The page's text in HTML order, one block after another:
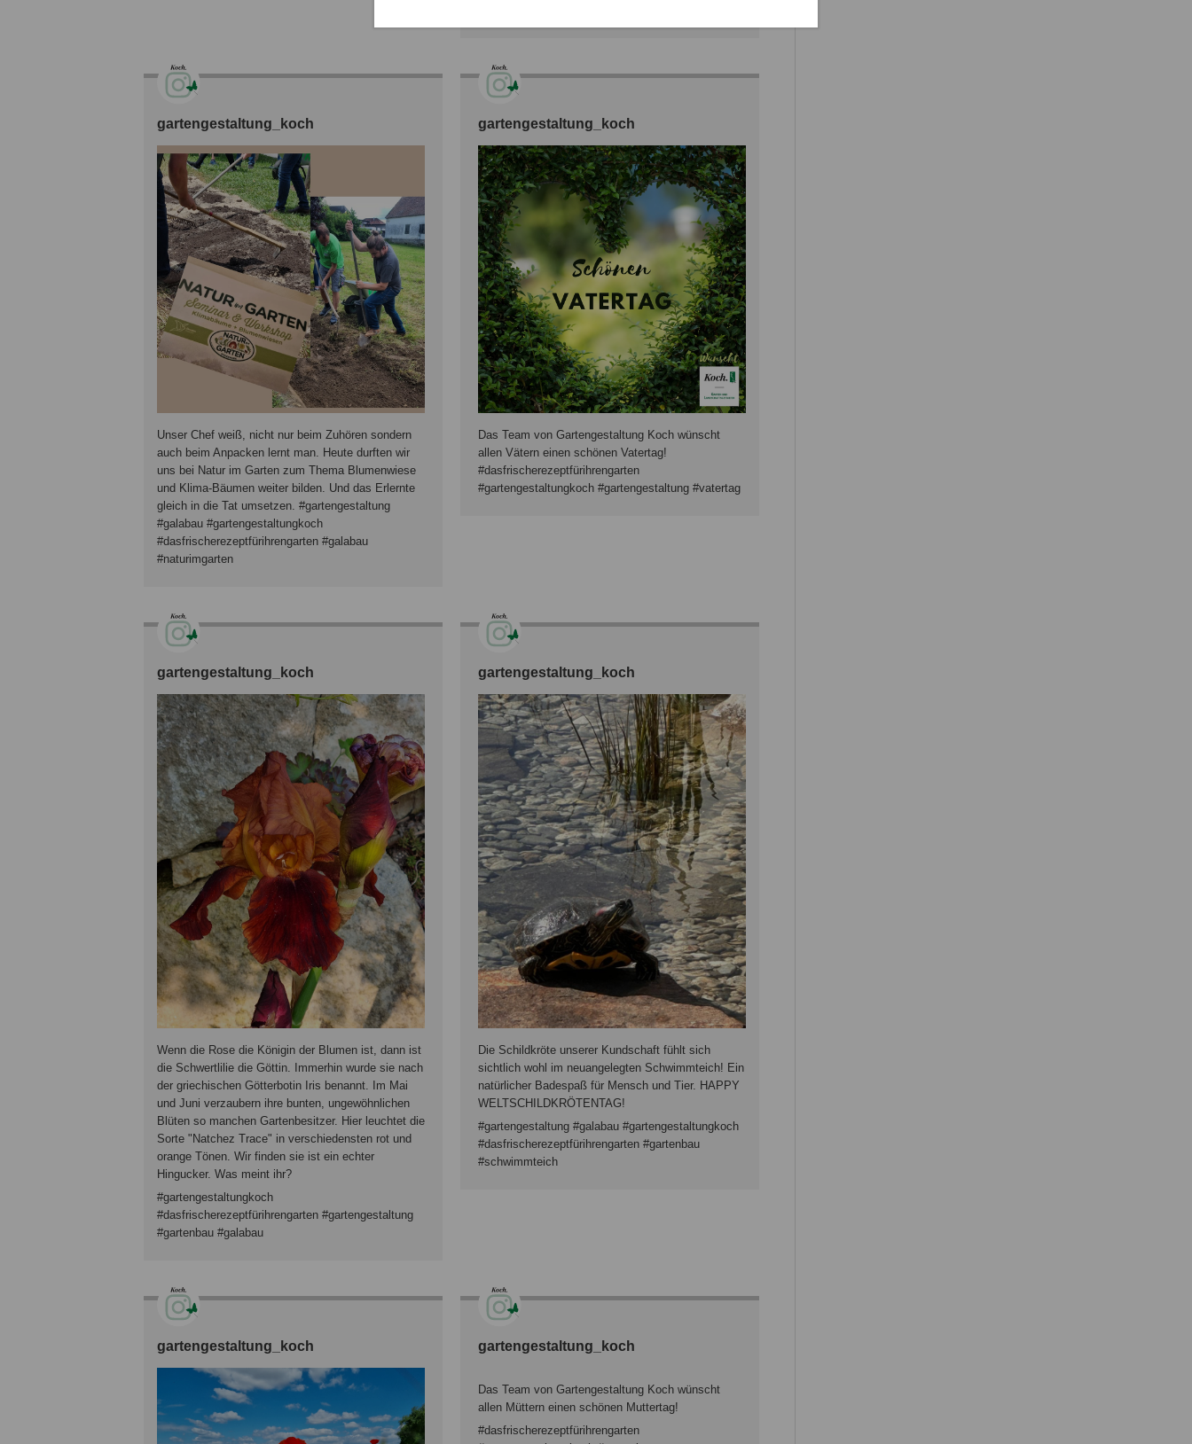
gartengestaltung_koch
Unser Chef weiß, nicht nur beim Zuhören sondern
auch beim Anpacken lernt man. Heute durften wir
uns bei Natur im Garten zum Thema Blumenwiese
und Klima-Bäumen weiter bilden. Und das Erlernte
gleich in die Tat umsetzen. #gartengestaltung
#galabau #gartengestaltungkoch
#dasfrischerezeptfürihrengarten #galabau
#naturimgarten
gartengestaltung_koch
Das Team von Gartengestaltung Koch wünscht
allen Vätern einen schönen Vatertag!
#dasfrischerezeptfürihrengarten
#gartengestaltungkoch #gartengestaltung #vatertag
gartengestaltung_koch
Wenn die Rose die Königin der Blumen ist, dann ist
die Schwertlilie die Göttin. Immerhin wurde sie nach
der griechischen Götterbotin Iris benannt. Im Mai
und Juni verzaubern ihre bunten, ungewöhnlichen
Blüten so manchen Gartenbesitzer. Hier leuchtet die
Sorte "Natchez Trace" in verschiedensten rot und
orange Tönen. Wir finden sie ist ein echter
Hingucker. Was meint ihr?
#gartengestaltungkoch
#dasfrischerezeptfürihrengarten #gartengestaltung
#gartenbau #galabau
gartengestaltung_koch
Die Schildkröte unserer Kundschaft fühlt sich
sichtlich wohl im neuangelegten Schwimmteich! Ein
natürlicher Badespaß für Mensch und Tier. HAPPY
WELTSCHILDKRÖTENTAG!
#gartengestaltung #galabau #gartengestaltungkoch
#dasfrischerezeptfürihrengarten #gartenbau
#schwimmteich
gartengestaltung_koch gartengestaltung_koch
Das Team von Gartengestaltung Koch wünscht
allen Müttern einen schönen Muttertag!
#dasfrischerezeptfürihrengarten